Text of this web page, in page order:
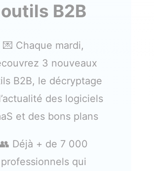
outils B2B
💌 Chaque mardi,
3 nouveaux
B2B, le décryptage
des logiciels
et des bons plans
👥 Déjà + de 7 000
professionnels qui